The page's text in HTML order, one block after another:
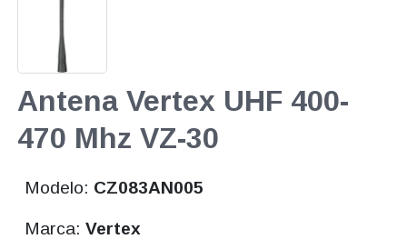
Antena Vertex UHF 400-
470 Mhz VZ-30
Modelo: CZ083AN005
Marca:Vertex